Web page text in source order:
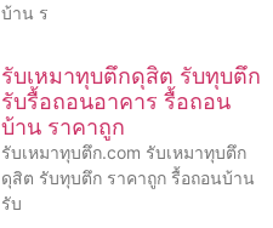
บ้าน ร
รับเหมาทุบตึกดุสิต รับทุบตึก
รับรื้อถอนอาคาร รื้อถอน
บ้าน ราคาถูก
รับเหมาทุบตึก.com รับเหมาทุบตึก
ดุสิต รับทุบตึก ราคาถูก รื้อถอนบ้าน
รับ